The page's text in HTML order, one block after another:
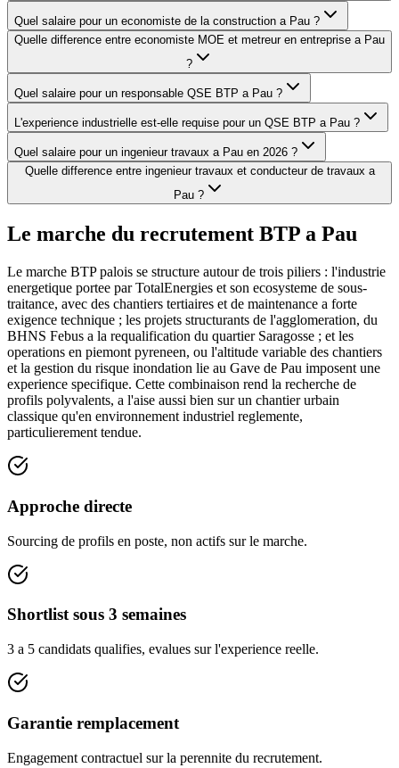
Quel salaire pour un economiste de la construction a Pau ?
Quelle difference entre economiste MOE et metreur en entreprise a Pau
?
Quel salaire pour un responsable QSE BTP a Pau ?
L'experience industrielle est-elle requise pour un QSE BTP a Pau ?
Quel salaire pour un ingenieur travaux a Pau en 2026 ?
Quelle difference entre ingenieur travaux et conducteur de travaux a
Pau ?
Le marche du recrutement BTP a Pau
Le marche BTP palois se structure autour de trois piliers : l'industrie
energetique portee par TotalEnergies et son ecosysteme de sous-
traitance, avec des chantiers tertiaires et de maintenance a forte
exigence technique ; les projets structurants de l'agglomeration, du
BHNS Febus a la requalification du quartier Saragosse ; et les
operations en piemont pyreneen, ou l'altitude variable des chantiers
et la gestion du risque inondation lie au Gave de Pau imposent une
experience specifique. Cette combinaison rend la recherche de
profils polyvalents, a l'aise aussi bien sur un chantier urbain
classique qu'en environnement industriel reglemente,
particulierement tendue.
Approche directe
Sourcing de profils en poste, non actifs sur le marche.
Shortlist sous 3 semaines
3 a 5 candidats qualifies, evalues sur l'experience reelle.
Garantie remplacement
Engagement contractuel sur la perennite du recrutement.